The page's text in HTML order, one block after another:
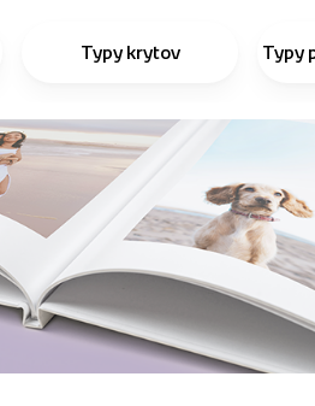
Typy krytov Typy